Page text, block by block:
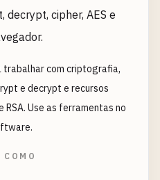
decrypt, cipher, AES e
com criptografia,
e decrypt e recursos
RSA. Use as ferramentas no